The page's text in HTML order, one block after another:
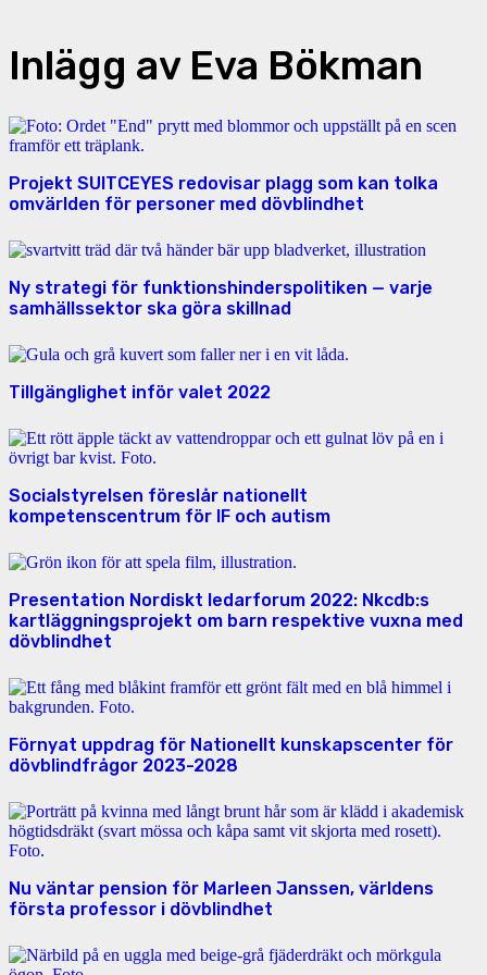
Inlägg av Eva Bökman
Projekt SUITCEYES redovisar plagg som kan tolka
omvärlden för personer med dövblindhet
Ny strategi för funktionshinderspolitiken — varje
samhällssektor ska göra skillnad
Tillgänglighet inför valet 2022
Socialstyrelsen föreslår nationellt
kompetenscentrum för IF och autism
Presentation Nordiskt ledarforum 2022: Nkcdb:s
kartläggningsprojekt om barn respektive vuxna med
dövblindhet
Förnyat uppdrag för Nationellt kunskapscenter för
dövblindfrågor 2023-2028
Nu väntar pension för Marleen Janssen, världens
första professor i dövblindhet